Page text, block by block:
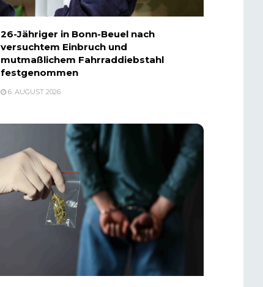
26-Jähriger in Bonn-Beuel nach
versuchtem Einbruch und
mutmaßlichem Fahrraddiebstahl
festgenommen
6. AUGUST 2026